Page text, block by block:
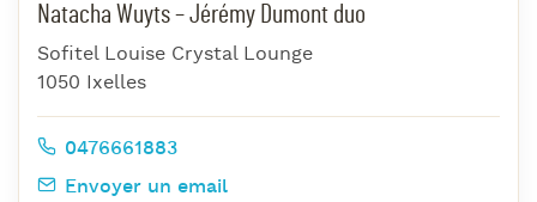
Natacha Wuyts – Jérémy Dumont duo
Sofitel Louise Crystal Lounge
1050 Ixelles
0476661883
Envoyer un email